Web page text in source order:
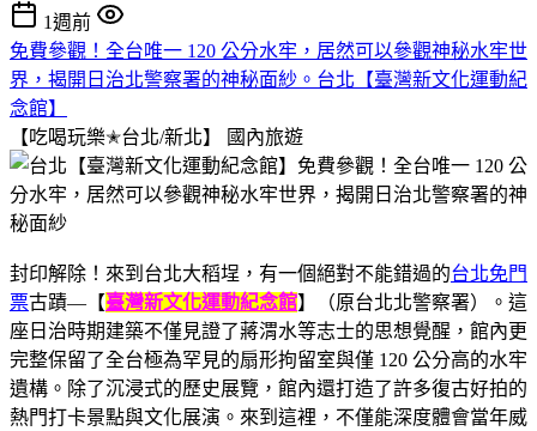
1週前
免費參觀！全台唯一 120 公分水牢，居然可以參觀神秘水牢世
界，揭開日治北警察署的神秘面紗。台北【臺灣新文化運動紀
念館】
【吃喝玩樂✭台北/新北】
國內旅遊
封印解除！來到台北大稻埕，有一個絕對不能錯過的台北免門
票古蹟—【臺灣新文化運動紀念館】（原台北北警察署）。這
座日治時期建築不僅見證了蔣渭水等志士的思想覺醒，館內更
完整保留了全台極為罕見的扇形拘留室與僅 120 公分高的水牢
遺構。除了沉浸式的歷史展覽，館內還打造了許多復古好拍的
熱門打卡景點與文化展演。來到這裡，不僅能深度體會當年威